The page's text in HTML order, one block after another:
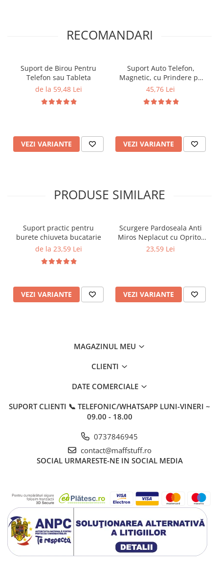
RECOMANDARI
Suport de Birou Pentru
Telefon sau Tableta
de la 59,48 Lei
VEZI VARIANTE
Suport Auto Telefon,
Magnetic, cu Prindere pe
Grila de Ventilatie
45,76 Lei
VEZI VARIANTE
PRODUSE SIMILARE
Suport practic pentru
burete chiuveta bucatarie
de la 23,59 Lei
VEZI VARIANTE
Scurgere Pardoseala Anti
Miros Neplacut cu Opritor
pentru Gandaci
23,59 Lei
VEZI VARIANTE
MAGAZINUL MEU
CLIENTI
DATE COMERCIALE
SUPORT CLIENTI 📞 TELEFONIC/WHATSAPP LUNI-VINERI ~
09.00 - 18.00
0737846945
contact@maffstuff.ro
SOCIAL URMARESTE-NE IN SOCIAL MEDIA